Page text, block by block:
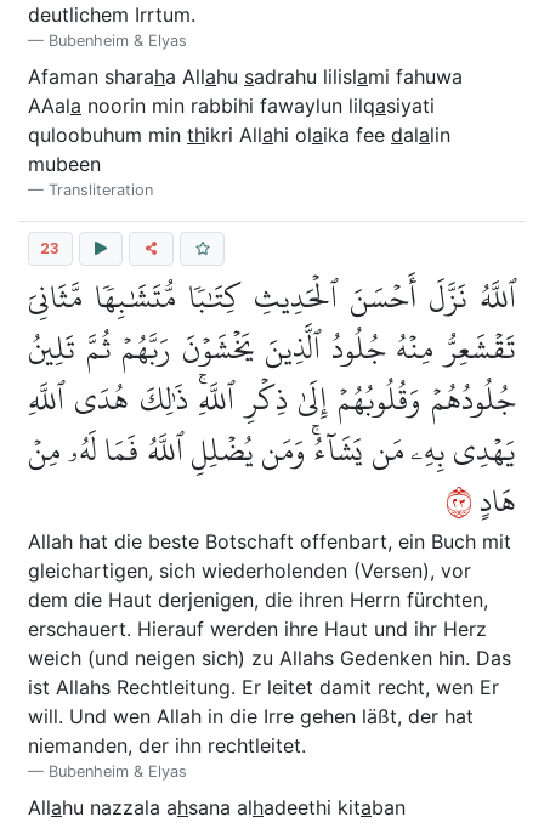
deutlichem Irrtum.
Bubenheim & Elyas
Afaman sharaha Allahu sadrahu lilislami fahuwa
AAala noorin min rabbihi fawaylun lilqasiyati
quloobuhum min thikri Allahi olaika fee dalalin
mubeen
Transliteration
23
ٱللَّهُ نَزَّلَ أَحۡسَنَ ٱلۡحَدِيثِ كِتَٰبٗا مُّتَشَٰبِهٗا مَّثَانِيَ
تَقۡشَعِرُّ مِنۡهُ جُلُودُ ٱلَّذِينَ يَخۡشَوۡنَ رَبَّهُمۡ ثُمَّ تَلِينُ
جُلُودُهُمۡ وَقُلُوبُهُمۡ إِلَىٰ ذِكۡرِ ٱللَّهِۚ ذَٰلِكَ هُدَى ٱللَّهِ
يَهۡدِي بِهِۦ مَن يَشَآءُۚ وَمَن يُضۡلِلِ ٱللَّهُ فَمَا لَهُۥ مِنۡ
هَادٍ٣٢
Allah hat die beste Botschaft offenbart, ein Buch mit
gleichartigen, sich wiederholenden (Versen), vor
dem die Haut derjenigen, die ihren Herrn fürchten,
erschauert. Hierauf werden ihre Haut und ihr Herz
weich (und neigen sich) zu Allahs Gedenken hin. Das
ist Allahs Rechtleitung. Er leitet damit recht, wen Er
will. Und wen Allah in die Irre gehen läßt, der hat
niemanden, der ihn rechtleitet.
Bubenheim & Elyas
Allahu nazzala ahsana alhadeethi kitaban